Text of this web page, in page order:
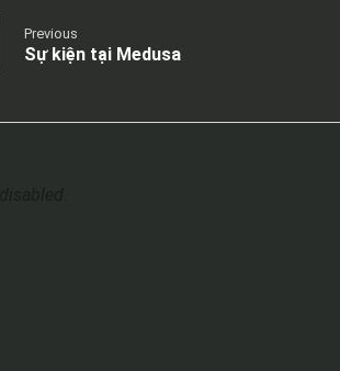
Previous
Sự kiện tại Medusa